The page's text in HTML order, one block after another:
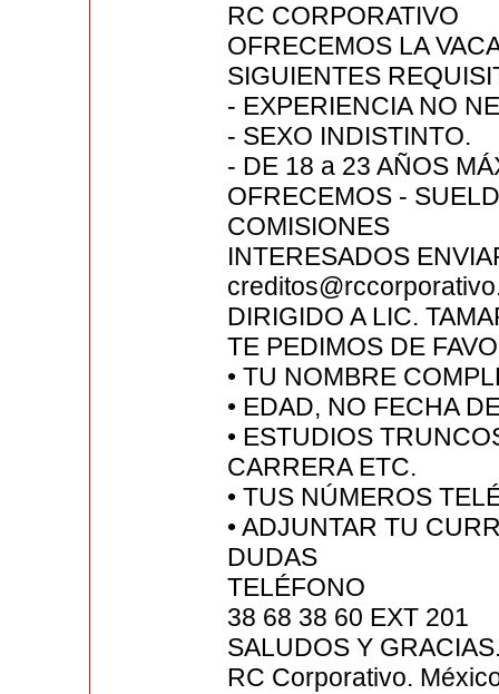
RC CORPORATIVO
OFRECEMOS LA
SIGUIENTES
- EXPERIENCIA NO
- SEXO INDISTINTO.
- DE 18 a 23 AÑOS
OFRECEMOS -
COMISIONES
INTERESADOS
DIRIGIDO A LIC.
TE PEDIMOS DE
• TU NOMBRE
• EDAD, NO FECHA
• ESTUDIOS
CARRERA ETC.
• TUS NÚMEROS
• ADJUNTAR TU
DUDAS
TELÉFONO
38 68 38 60 EXT 201
SALUDOS Y
RC Corporativo.